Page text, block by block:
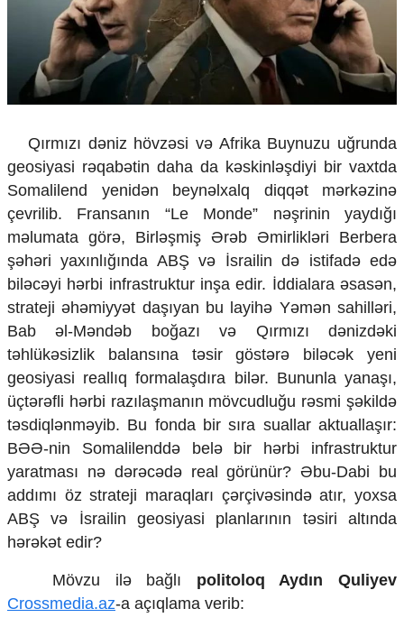
Çarpaz baxış
Təhlil
Siyasi
Geosiyasi
İqtisadi
Araşdırma
Multimedia
Foto
Video
İnfoqrafika
Podcast
Humanitar
Elm və təhsil
Mədəniyyət
Diaspor
Yüksəliş hekayəsi
Mədəniyyətimizin Zəfəri
Zəfər Diasporu
Səhiyyə
Ailə və uşaq
Turizm
İqtisadiyyat
Energetika
Neft-qaz
Qırmızı dəniz hövzəsi və Afrika Buynuzu uğrunda
geosiyasi rəqabətin daha da kəskinləşdiyi bir vaxtda
Somalilend yenidən beynəlxalq diqqət mərkəzinə
çevrilib. Fransanın “Le Monde” nəşrinin yaydığı
məlumata görə, Birləşmiş Ərəb Əmirlikləri Berbera
şəhəri yaxınlığında ABŞ və İsrailin də istifadə edə
biləcəyi hərbi infrastruktur inşa edir. İddialara əsasən,
strateji əhəmiyyət daşıyan bu layihə Yəmən sahilləri,
Bab əl-Məndəb boğazı və Qırmızı dənizdəki
təhlükəsizlik balansına təsir göstərə biləcək yeni
geosiyasi reallıq formalaşdıra bilər. Bununla yanaşı,
üçtərəfli hərbi razılaşmanın mövcudluğu rəsmi şəkildə
təsdiqlənməyib. Bu fonda bir sıra suallar aktuallaşır:
BƏƏ-nin Somalilenddə belə bir hərbi infrastruktur
yaratması nə dərəcədə real görünür? Əbu-Dabi bu
addımı öz strateji maraqları çərçivəsində atır, yoxsa
ABŞ və İsrailin geosiyasi planlarının təsiri altında
hərəkət edir?
Mövzu ilə bağlı politoloq Aydın Quliyev
Crossmedia.az-a açıqlama verib: